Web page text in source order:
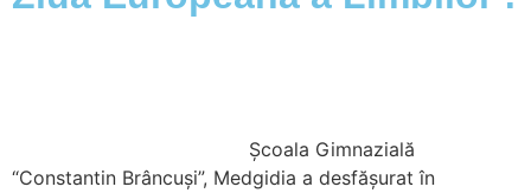
Școala Gimnazială
“Constantin Brâncuși”, Medgidia a desfășurat în